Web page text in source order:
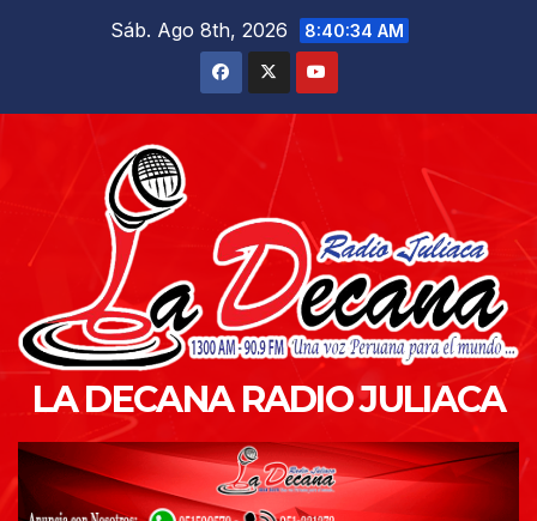
Sáb. Ago 8th, 2026 8:40:35 AM
LA DECANA RADIO JULIACA